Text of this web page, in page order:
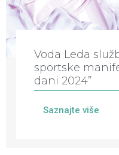
Voda Leda
sportske
dani 2024”
Saznajte više